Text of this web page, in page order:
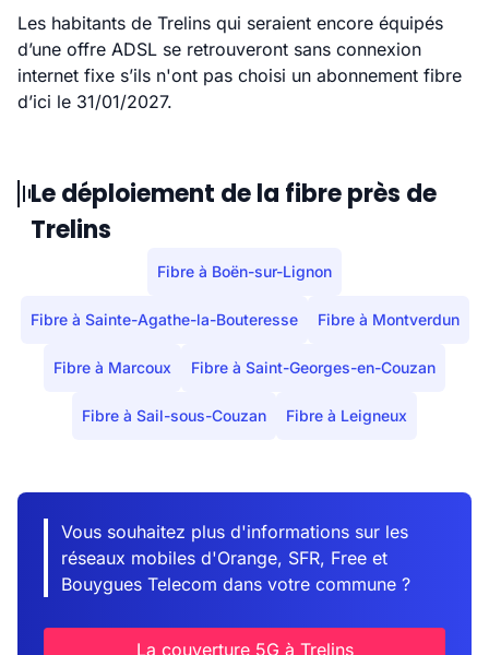
Les habitants de Trelins qui seraient encore équipés
d’une offre ADSL se retrouveront sans connexion
internet fixe s’ils n'ont pas choisi un abonnement fibre
d’ici le 31/01/2027.
Le déploiement de la fibre près de
Trelins
Fibre à Boën-sur-Lignon
Fibre à Sainte-Agathe-la-Bouteresse Fibre à Montverdun
Fibre à Marcoux Fibre à Saint-Georges-en-Couzan
Fibre à Sail-sous-Couzan Fibre à Leigneux
Vous souhaitez plus d'informations sur les
réseaux mobiles d'Orange, SFR, Free et
Bouygues Telecom dans votre commune ?
La couverture 5G à Trelins